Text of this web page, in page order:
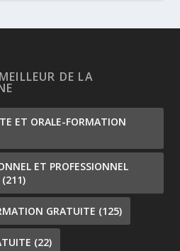
DE LA
ET ORALE-FORMATION
ET PROFESSIONNEL
(211)
GRATUITE (125)
(22)